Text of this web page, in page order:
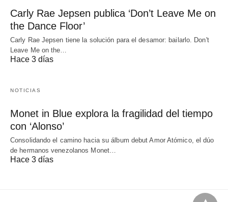
Carly Rae Jepsen publica ‘Don’t Leave Me on
the Dance Floor’
Carly Rae Jepsen tiene la solución para el desamor: bailarlo. Don't
Leave Me on the…
Hace 3 días
NOTICIAS
Monet in Blue explora la fragilidad del tiempo
con ‘Alonso’
Consolidando el camino hacia su álbum debut Amor Atómico, el dúo
de hermanos venezolanos Monet…
Hace 3 días